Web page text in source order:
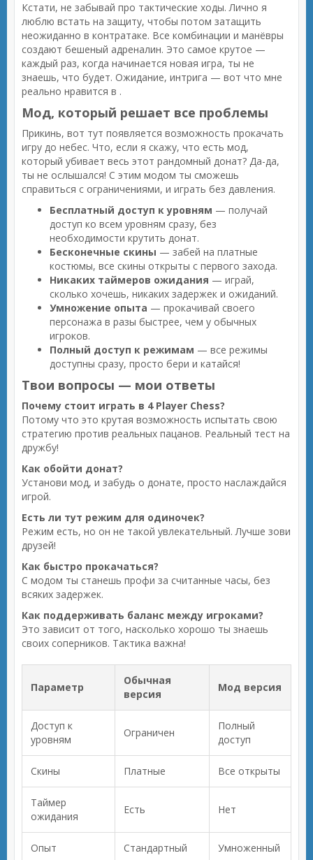
Кстати, не забывай про тактические ходы. Лично я
люблю встать на защиту, чтобы потом затащить
неожиданно в контратаке. Все комбинации и манёвры
создают бешеный адреналин. Это самое крутое —
каждый раз, когда начинается новая игра, ты не
знаешь, что будет. Ожидание, интрига — вот что мне
реально нравится в .
Мод, который решает все проблемы
Прикинь, вот тут появляется возможность прокачать
игру до небес. Что, если я скажу, что есть мод,
который убивает весь этот рандомный донат? Да-да,
ты не ослышался! С этим модом ты сможешь
справиться с ограничениями, и играть без давления.
Бесплатный доступ к уровням — получай
доступ ко всем уровням сразу, без
необходимости крутить донат.
Бесконечные скины — забей на платные
костюмы, все скины открыты с первого захода.
Никаких таймеров ожидания — играй,
сколько хочешь, никаких задержек и ожиданий.
Умножение опыта — прокачивай своего
персонажа в разы быстрее, чем у обычных
игроков.
Полный доступ к режимам — все режимы
доступны сразу, просто бери и катайся!
Твои вопросы — мои ответы
Почему стоит играть в 4 Player Chess?
Потому что это крутая возможность испытать свою
стратегию против реальных пацанов. Реальный тест на
дружбу!
Как обойти донат?
Установи мод, и забудь о донате, просто наслаждайся
игрой.
Есть ли тут режим для одиночек?
Режим есть, но он не такой увлекательный. Лучше зови
друзей!
Как быстро прокачаться?
С модом ты станешь профи за считанные часы, без
всяких задержек.
Как поддерживать баланс между игроками?
Это зависит от того, насколько хорошо ты знаешь
своих соперников. Тактика важна!
Параметр
Обычная
версия
Мод версия
Доступ к
уровням
Ограничен
Полный
доступ
Скины Платные Все открыты
Таймер
ожидания
Есть Нет
Опыт Стандартный Умноженный